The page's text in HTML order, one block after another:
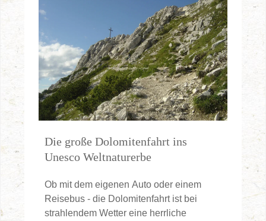
Die große Dolomitenfahrt ins
Unesco Weltnaturerbe
Ob mit dem eigenen Auto oder einem
Reisebus - die Dolomitenfahrt ist bei
strahlendem Wetter eine herrliche